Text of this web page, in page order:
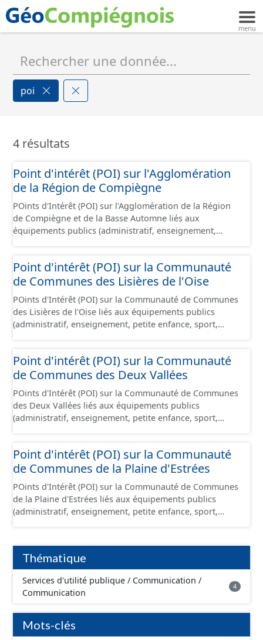
poi
4 résultats
Point d'intérêt (POI) sur l'Agglomération
de la Région de Compiègne
POints d'Intérêt (POI) sur l'Agglomération de la Région
de Compiègne et de la Basse Automne liés aux
équipements publics (administratif, enseignement,
Point d'intérêt (POI) sur la Communauté
de Communes des Lisières de l'Oise
POints d'Intérêt (POI) sur la Communauté de Communes
des Lisières de l'Oise liés aux équipements publics
(administratif, enseignement, petite enfance, sport,
Point d'intérêt (POI) sur la Communauté
de Communes des Deux Vallées
POints d'Intérêt (POI) sur la Communauté de Communes
des Deux Vallées liés aux équipements publics
(administratif, enseignement, petite enfance, sport,
Point d'intérêt (POI) sur la Communauté
de Communes de la Plaine d'Estrées
POints d'Intérêt (POI) sur la Communauté de Communes
de la Plaine d'Estrées liés aux équipements publics
(administratif, enseignement, petite enfance, sport,
Thématique
Services d'utilité publique / Communication /
Communication
4
Mots-clés